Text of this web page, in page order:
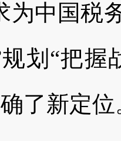
为中国税
划“把
了新定位